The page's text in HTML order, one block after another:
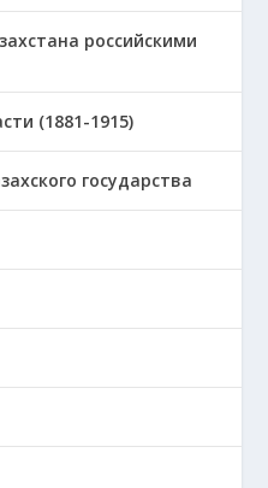
российскими
(1881-1915)
государства